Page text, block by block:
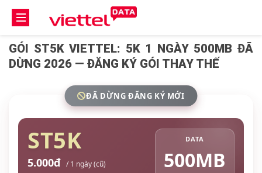
GÓI ST5K VIETTEL: 5K 1 NGÀY 500MB ĐÃ
DỪNG 2026 — ĐĂNG KÝ GÓI THAY THẾ
ĐÃ DỪNG ĐĂNG KÝ MỚI
ST5K
5.000đ / 1 ngày (cũ)
DATA
500MB